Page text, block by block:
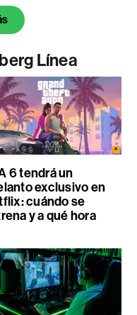
Línea
6 tendrá un
exclusivo en
cuándo se
y a qué hora